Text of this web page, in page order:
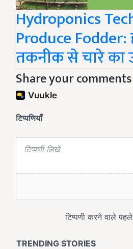
Hydroponics
Produce Fodder:
तकनीक से चारे का
Share your comments